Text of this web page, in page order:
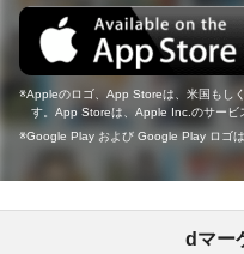
Appleのロゴ、App Storeは、米国もし
す。App Storeは、Apple Inc.のサービ
Google Play および Google Play ロゴ
dマー